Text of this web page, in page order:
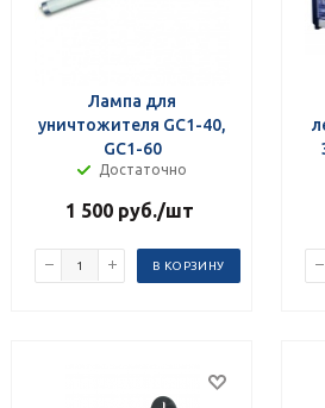
Лампа для
уничтожителя GC1-40,
GC1-60
Достаточно
1 500 руб./шт
В КОРЗИНУ